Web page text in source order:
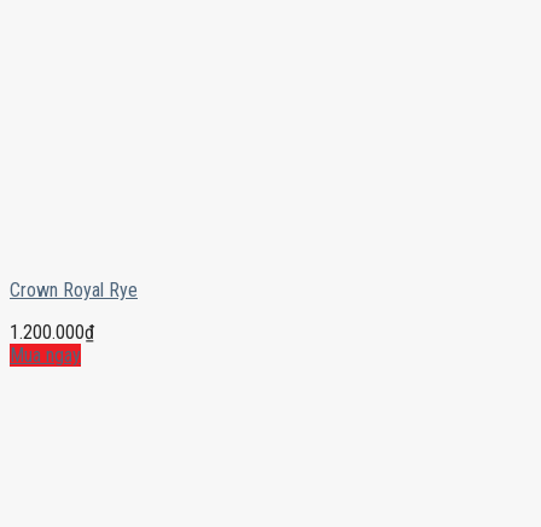
Crown Royal Rye
1.200.000₫
Mua ngay